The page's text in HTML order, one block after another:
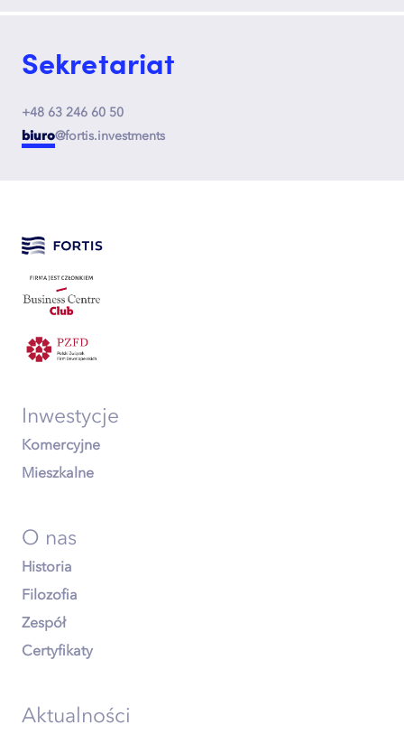
Sekretariat
+48 63 246 60 50
biuro@fortis.investments
Inwestycje
Komercyjne
Mieszkalne
O nas
Historia
Filozofia
Zespół
Certyfikaty
Aktualności